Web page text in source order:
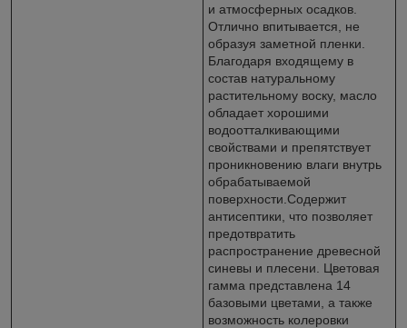
и атмосферных осадков.
Отлично впитывается, не
образуя заметной пленки.
Благодаря входящему в
состав натуральному
растительному воску, масло
обладает хорошими
водоотталкивающими
свойствами и препятствует
проникновению влаги внутрь
обрабатываемой
поверхности.Содержит
антисептики, что позволяет
предотвратить
распространение древесной
синевы и плесени. Цветовая
гамма представлена 14
базовыми цветами, а также
возможность колеровки